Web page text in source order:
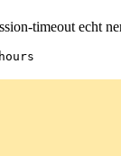
timeout echt